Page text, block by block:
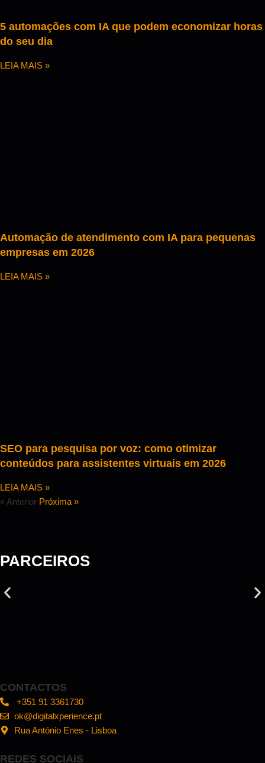
5 automações com IA que podem economizar horas
do seu dia
LEIA MAIS »
Automação de atendimento com IA para pequenas
empresas em 2026
LEIA MAIS »
SEO para pesquisa por voz: como otimizar
conteúdos para assistentes virtuais em 2026
LEIA MAIS »
« Anterior Próxima »
PARCEIROS
CONTACTOS
+351 91 3361730
ok@digitalxperience.pt
Rua António Enes - Lisboa
REDES SOCIAIS